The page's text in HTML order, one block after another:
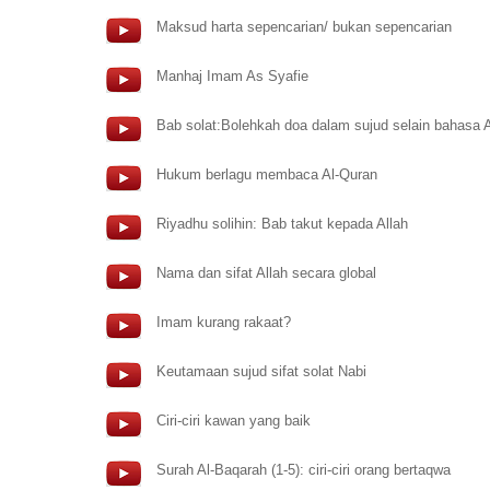
Maksud harta sepencarian/ bukan sepencarian
Manhaj Imam As Syafie
Bab solat:Bolehkah doa dalam sujud selain bahasa
Hukum berlagu membaca Al-Quran
Riyadhu solihin: Bab takut kepada Allah
Nama dan sifat Allah secara global
Imam kurang rakaat?
Keutamaan sujud sifat solat Nabi
Ciri-ciri kawan yang baik
Surah Al-Baqarah (1-5): ciri-ciri orang bertaqwa